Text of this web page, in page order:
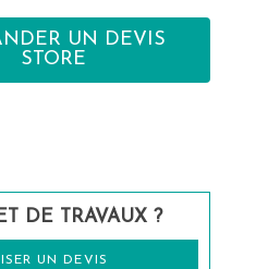
UN DEVIS
STORE
DE TRAVAUX ?
UN DEVIS